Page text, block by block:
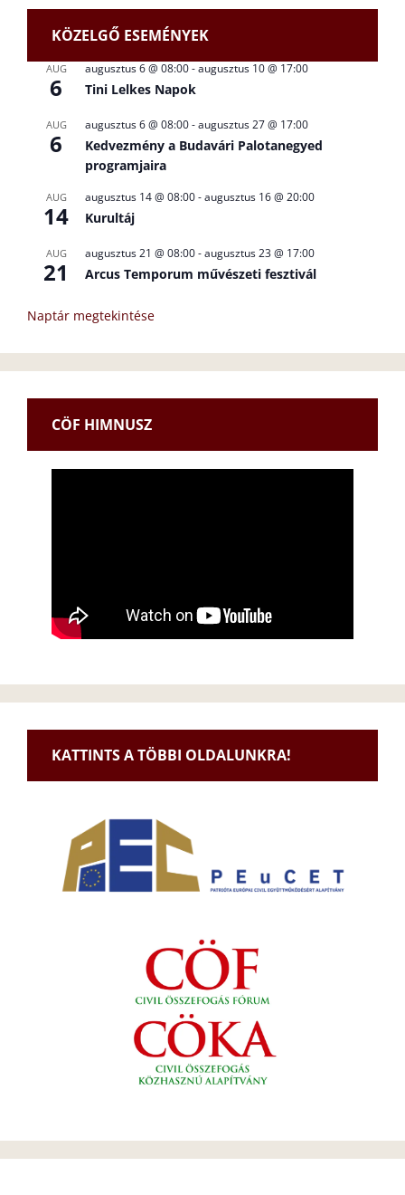
KÖZELGŐ ESEMÉNYEK
AUG
6
augusztus 6 @ 08:00-augusztus 10 @ 17:00
Tini Lelkes Napok
AUG
6
augusztus 6 @ 08:00-augusztus 27 @ 17:00
Kedvezmény a Budavári Palotanegyed
programjaira
AUG
14
augusztus 14 @ 08:00-augusztus 16 @ 20:00
Kurultáj
AUG
21
augusztus 21 @ 08:00-augusztus 23 @ 17:00
Arcus Temporum művészeti fesztivál
Naptár megtekintése
CÖF HIMNUSZ
KATTINTS A TÖBBI OLDALUNKRA!